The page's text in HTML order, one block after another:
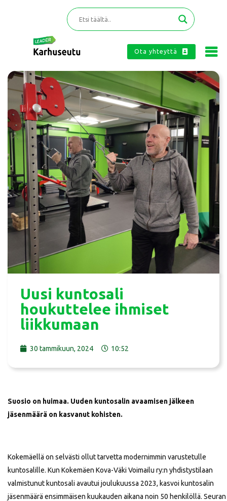
Ota yhteyttä
Uusi kuntosali
houkuttelee ihmiset
liikkumaan
30 tammikuun, 2024 10:52
Suosio on huimaa. Uuden kuntosalin avaamisen jälkeen
jäsenmäärä on kasvanut kohisten.
Kokemäellä on selvästi ollut tarvetta modernimmin varustetulle
kuntosalille. Kun Kokemäen Kova-Väki Voimailu ry:n yhdistystilaan
valmistunut kuntosali avautui joulukuussa 2023, kasvoi kuntosalin
jäsenmäärä ensimmäisen kuukauden aikana noin 50 henkilöllä. Seuran